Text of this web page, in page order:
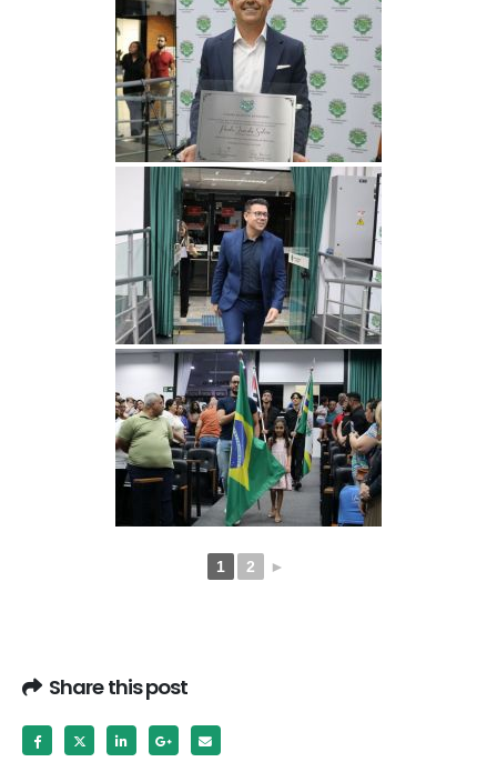
1 2 ►
Share this post